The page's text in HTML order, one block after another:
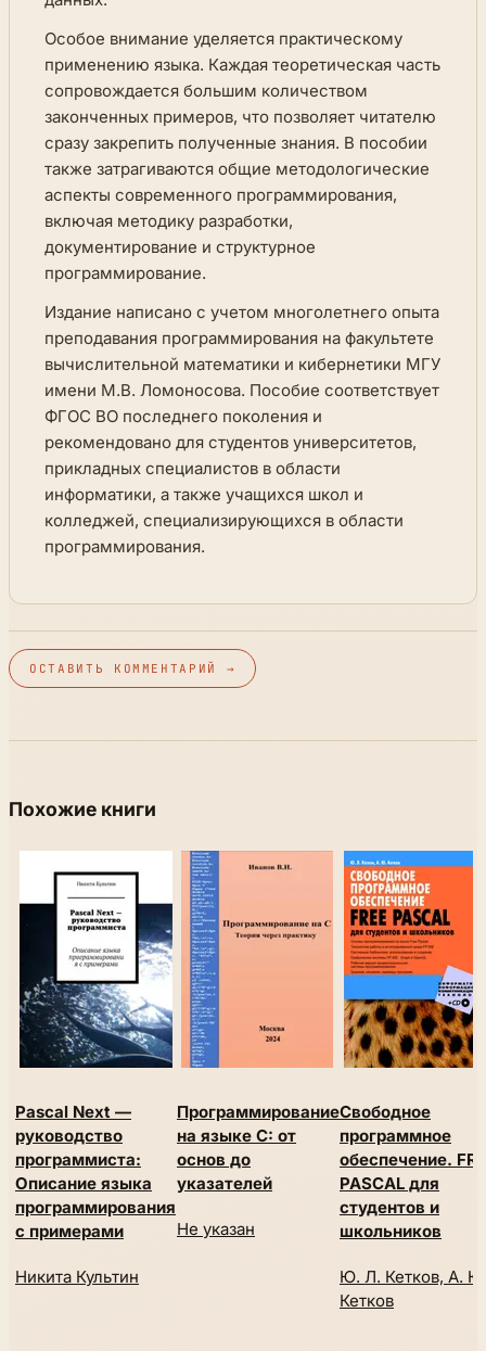
Особое внимание уделяется практическому
применению языка. Каждая теоретическая часть
сопровождается большим количеством
законченных примеров, что позволяет читателю
сразу закрепить полученные знания. В пособии
также затрагиваются общие методологические
аспекты современного программирования,
включая методику разработки,
документирование и структурное
программирование.
Издание написано с учетом многолетнего опыта
преподавания программирования на факультете
вычислительной математики и кибернетики МГУ
имени М.В. Ломоносова. Пособие соответствует
ФГОС ВО последнего поколения и
рекомендовано для студентов университетов,
прикладных специалистов в области
информатики, а также учащихся школ и
колледжей, специализирующихся в области
программирования.
ОСТАВИТЬ КОММЕНТАРИЙ →
Похожие книги
Pascal Next —
руководство
программиста:
Описание языка
программирования
с примерами
Никита Культин
Программирование
на языке C: от
основ до
указателей
Не указан
Свободное
программное
обеспечение.
PASCAL для
студентов и
школьников
Ю. Л. Кетков, А.
Кетков